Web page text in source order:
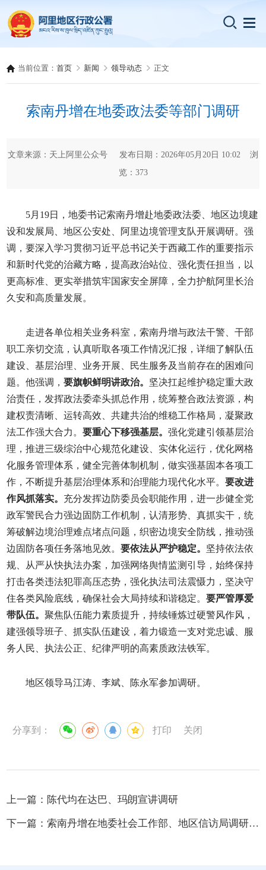
当前位置：首页 新闻 领导动态 正文
索南丹增在地委政法委等部门调研
文章来源：天上阿里公众号 发布日期：2026年05月20日 10:02 浏
览： 373
5月19日，地委书记索南丹增赴地委政法委、地区边境建
设和发展局、地区公安处、阿里边境管理支队开展调研。强
调，要深入学习贯彻习近平总书记关于西藏工作的重要指示
和新时代党的治藏方略，提高政治站位、强化责任担当，以
更高标准、更实举措筑牢国家安全屏障，全力护航阿里长治
久安和高质量发展。
走进各单位相关业务科室，索南丹增与政法干警、干部
职工亲切交流，认真听取各项工作情况汇报，详细了解队伍
建设、基层治理、业务开展、民生服务及当前存在的困难问
题。他强调，要旗帜鲜明讲政治。 坚决扛起维护稳定重大政
治责任，发挥政法委牵头抓总作用，统筹整合政法资源，构
建权责清晰、运转高效、共建共治的维稳工作格局，凝聚政
法工作强大合力。要重心下移强基层。强化党建引领基层治
理，推进三级综治中心规范化建设、实体化运行，优化网格
化服务管理体系，健全完善体制机制，做实强基固本各项工
作，不断提升基层治理体系和治理能力现代化水平。要改进
作风抓落实。 充分发挥边防委员会职能作用，进一步健全党
政军警民合力强边固防工作机制，认清形势、真抓实干，统
筹破解边境治理难点堵点问题，织密边境安全防线，推动强
边固防各项任务落地见效。要依法从严护稳定。 坚持依法依
规、从严从快执法办案，加强网络舆情监测引导，始终保持
打击各类违法犯罪高压态势，强化执法司法震慑力，坚决守
住各类风险底线，确保社会大局持续和谐稳定。要严管厚爱
带队伍。聚焦队伍能力素质提升，持续锤炼过硬警风作风，
建强领导班子、抓实队伍建设，着力锻造一支对党忠诚、服
务人民、执法公正、纪律严明的高素质政法铁军。
地区领导马江涛、李斌、陈永军参加调研。
分享到： 打印 关闭
上一篇： 陈代均在达巴、玛朗宣讲调研
下一篇： 索南丹增在地委社会工作部、地区信访局调研并接待来访群众